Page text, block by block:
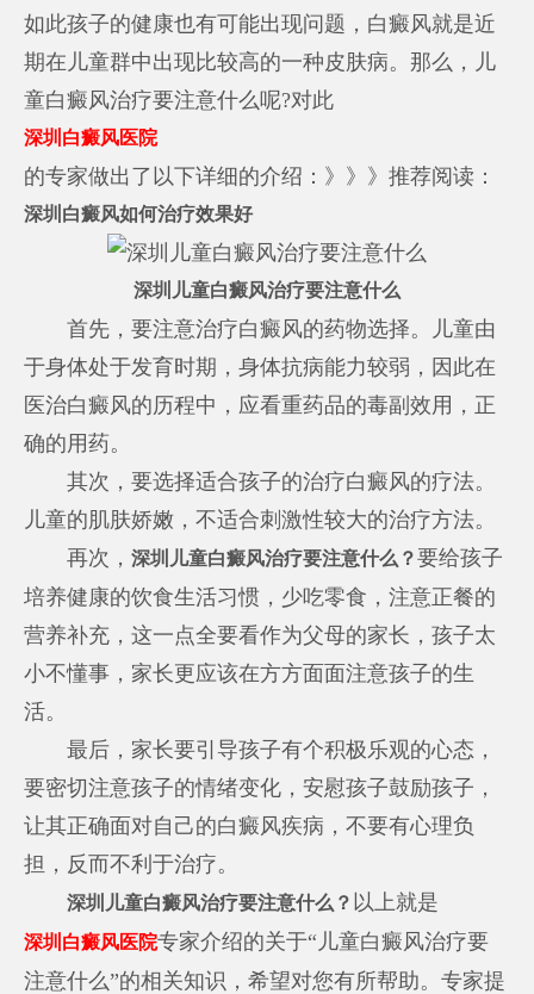
如此孩子的健康也有可能出现问题，白癜风就是近
期在儿童群中出现比较高的一种皮肤病。那么，儿
童白癜风治疗要注意什么呢?对此
深圳白癜风医院
的专家做出了以下详细的介绍：》》》推荐阅读：
深圳白癜风如何治疗效果好
深圳儿童白癜风治疗要注意什么
首先，要注意治疗白癜风的药物选择。儿童由
于身体处于发育时期，身体抗病能力较弱，因此在
医治白癜风的历程中，应看重药品的毒副效用，正
确的用药。
其次，要选择适合孩子的治疗白癜风的疗法。
儿童的肌肤娇嫩，不适合刺激性较大的治疗方法。
再次，深圳儿童白癜风治疗要注意什么？要给孩子
培养健康的饮食生活习惯，少吃零食，注意正餐的
营养补充，这一点全要看作为父母的家长，孩子太
小不懂事，家长更应该在方方面面注意孩子的生
活。
最后，家长要引导孩子有个积极乐观的心态，
要密切注意孩子的情绪变化，安慰孩子鼓励孩子，
让其正确面对自己的白癜风疾病，不要有心理负
担，反而不利于治疗。
深圳儿童白癜风治疗要注意什么？ 以上就是
深圳白癜风医院专家介绍的关于“儿童白癜风治疗要
注意什么”的相关知识，希望对您有所帮助。专家提